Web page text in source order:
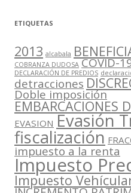
ETIQUETAS
2013 alcabala
COBRANZA DUDOSA COVID-
DECLARACIÓN DE PREDIOS
detracciones
Doble imposición
EMBARCACIONES
EVASION Evasión
fiscalización
impuesto a la renta
Impuesto
Impuesto